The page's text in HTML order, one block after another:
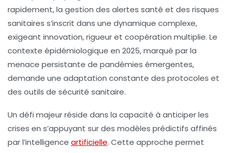
rapidement, la gestion des alertes santé et des risques
sanitaires s’inscrit dans une dynamique complexe,
exigeant innovation, rigueur et coopération multiplie. Le
contexte épidémiologique en 2025, marqué par la
menace persistante de pandémies émergentes,
demande une adaptation constante des protocoles et
des outils de sécurité sanitaire.
Un défi majeur réside dans la capacité à anticiper les
crises en s’appuyant sur des modèles prédictifs affinés
par l’intelligence artificielle. Cette approche permet